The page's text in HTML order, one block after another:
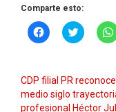
Comparte esto:
H
a
i
c
p
a
H
a
c
p
a
c
CDP filial PR reconoce
medio siglo
profesional Héctor